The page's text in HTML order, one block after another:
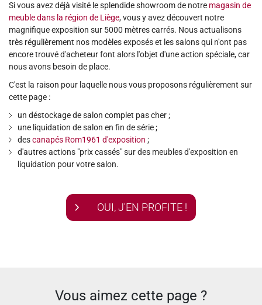
Si vous avez déjà visité le splendide showroom de notre magasin de
meuble dans la région de Liège, vous y avez découvert notre
magnifique exposition sur 5000 mètres carrés. Nous actualisons
très régulièrement nos modèles exposés et les salons qui n'ont pas
encore trouvé d'acheteur font alors l'objet d'une action spéciale, car
nous avons besoin de place.
C'est la raison pour laquelle nous vous proposons régulièrement sur
cette page :
un déstockage de salon complet pas cher ;
une liquidation de salon en fin de série ;
descanapés Rom1961 d'exposition ;
d'autres actions "prix cassés" sur des meubles d'exposition en
liquidation pour votre salon.
OUI, J'EN PROFITE !
Vous aimez cette page ?